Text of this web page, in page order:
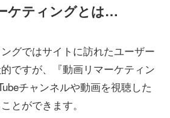
ケティングとは…
グではサイトに訪れたユーザー
ですが、『動画リマーケティン
チャンネルや動画を視聴した
とができます。